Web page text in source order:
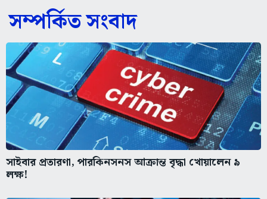
সম্পর্কিত সংবাদ
সাইবার প্রতারণা, পারকিনসনস আক্রান্ত বৃদ্ধা খোয়ালেন ৯
লক্ষ!